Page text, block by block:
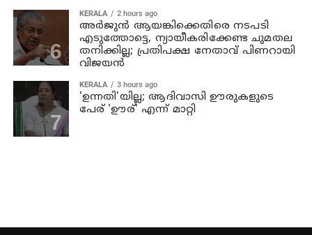
KERALA 2 hours ago
അര്‍ജുന്‍ ആയങ്കിക്കെതിരെ നടപടി
എടുത്തോട്ടെ, ന്യായീകരിക്കേണ്ട ചുമതല
തനിക്കില്ല; പ്രതിപക്ഷ നേതാവ് പിണറായി
വിജയന്‍
KERALA 3 hours ago
'ഉന്നതി'യില്ല; ആദിവാസി ഊരുകളുടെ
പേര് 'ഊര്' എന്ന് മാറ്റി